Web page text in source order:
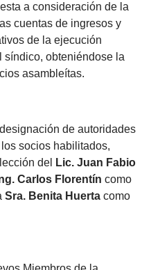
a consideración de la
cuentas de ingresos y
de la ejecución
síndico, obteniéndose la
asambleítas.
de autoridades
socios habilitados,
del
Lic. Juan Fabio
Carlos Florentín como
Sra. Benita Huerta como